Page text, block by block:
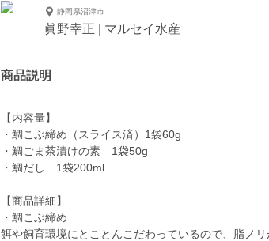
静岡県沼津市
眞野幸正 | マルセイ水産
商品説明
【内容量】
・鯛こぶ締め（スライス済）1袋60g
・鯛ごま茶漬けの素 1袋50g
・鯛だし 1袋200ml
【商品詳細】
・鯛こぶ締め
餌や飼育環境にとことんこだわっているので、脂ノ